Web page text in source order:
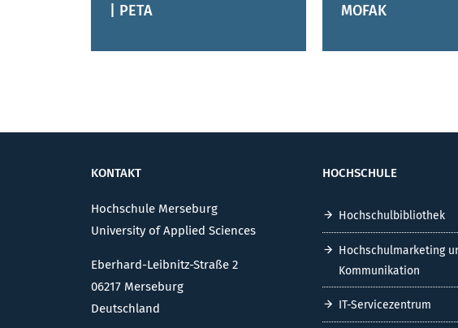
| PETA
MOFAK
KONTAKT
Hochschule Merseburg
University of Applied Sciences
Eberhard-Leibnitz-Straße 2
06217 Merseburg
Deutschland
HOCHSCHULE
Hochschulbibliothek
Hochschulmarketing
Kommunikation
IT-Servicezentrum